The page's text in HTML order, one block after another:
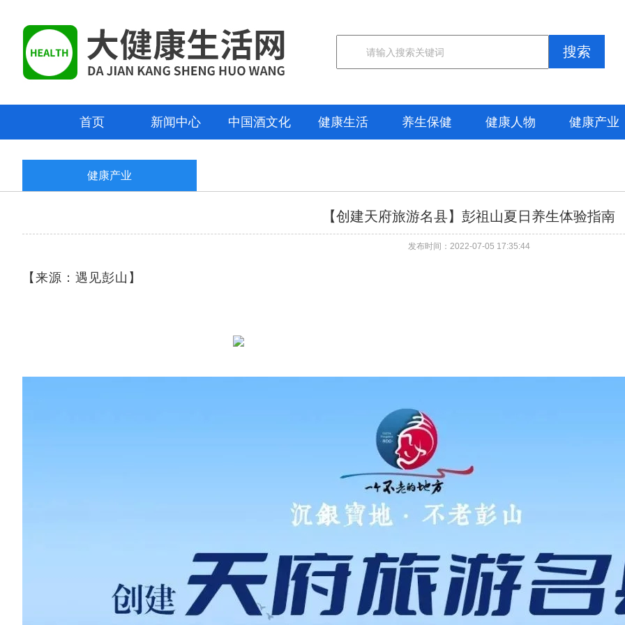
搜索
首页 新闻中心 中国酒文化 健康生活 养生保健 健康人物 健康产业
健康产业
【创建天府旅游名县】彭祖山夏日养生体验指南
发布时间：2022-07-05 17:35:44
【来源：遇见彭山】